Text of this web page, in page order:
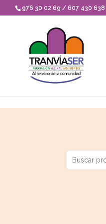
Skip to content
976 30 02 69 / 607 430 638